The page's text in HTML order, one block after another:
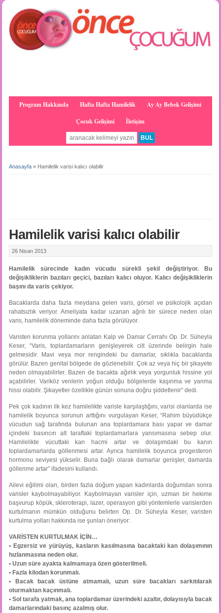
Program Hakkında Hafta Hafta Hamilelik
Ay Ay Bebek Gelişimi
Çocuk Gelişimi
İletişim
Anasayfa» Hamilelik varisi kalıcı olabilir
Hamilelik varisi kalıcı olabilir
26 Nisan 2013
Hamilelik sürecinde kadın vücudu sürekli şekil değiştiriyor. Bu
değişikliklerin bazıları geçici, bazıları kalıcı oluyor. Kalıcı değişikliklerin
başını da varis çekiyor.
Bacaklarda daha fazla meydana gelen varis, görsel ve psikolojik açıdan
rahatsızlık veriyor. Ameliyata kadar uzanan ağrılı bir sürece neden olan
varis, hamilelik döneminde daha fazla görülüyor.
Varisten korunma yollarını anlatan Kalp ve Damar Cerrahı Op. Dr. Süheyla
Keser, “Varis, toplardamarların genişleyerek cilt üzerinde belirgin hale
gelmesidir. Mavi veya mor rengindeki bu damarlar, sıklıkla bacaklarda
görülür. Bazen genital bölgede de gözlenebilir. Çok az veya hiç bir şikayete
neden olmayabilirler. Bazen de bacakta ağırlık veya yorgunluk hissine yol
açabilirler. Variköz venlerin yoğun olduğu bölgelerde kaşınma ve yanma
hissi olabilir. Şikayetler özellikle günün sonuna doğru şiddetlenir” dedi.
Pek çok kadının ilk kez hamilelikte varisle karşılaştığını, varisi olanlarda ise
hamilelik boyunca sorunun arttığını vurgulayan Keser, “Rahim büyüdükçe
vücudun sağ tarafında bulunan ana toplardamara bası yapar ve damar
içindeki basıncın alt taraftaki toplardamarlara yansımasına sebep olur.
Hamilelikte vücuttaki kan hacmi artar ve dolaşımdaki bu kanın
toplardamarlarda göllenmesi artar. Ayrıca hamilelik boyunca progesteron
hormonu seviyesi yükselir. Buna bağlı olarak damarlar genişler, damarda
göllenme artar” ifadesini kullandı.
Ailevi eğilimi olan, birden fazla doğum yapan kadınlarda doğumdan sonra
varisler kaybolmayabiliyor. Kaybolmayan varisler için, uzman bir hekime
başvurup köpük, skleroterapi, lazer, operasyon gibi yöntemlerle varislerden
kurtulmanın mümkün olduğunu belirten Op. Dr. Süheyla Keser, varisten
kurtulma yolları hakkında ise şunları öneriyor:
VARİSTEN KURTULMAK İÇİN…
• Egzersiz ve yürüyüş, kasların kasılmasına bacaktaki kan dolaşımının
hızlanmasına neden olur.
• Uzun süre ayakta kalmamaya özen gösterilmeli.
• Fazla kilodan korunmalı.
• Bacak bacak üstüne atmamalı, uzun süre bacakları sarkıtılarak
oturmaktan kaçınmalı.
• Sol tarafa yatmak, ana toplardamar üzerindeki azaltır, dolayısıyla bacak
damarlarındaki basınç azalmış olur.